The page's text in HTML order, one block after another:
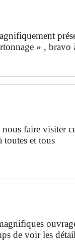
» ,
faire visiter
toutes et tous
de voir les